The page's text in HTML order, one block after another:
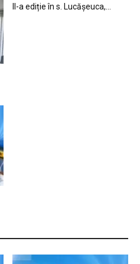
II-a ediție în s. Lucășeuca,...